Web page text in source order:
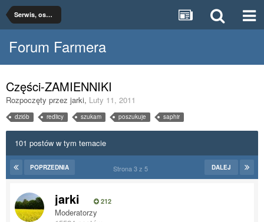
Serwis, osprzęt, części
Forum Farmera
Części-ZAMIENNIKI
Rozpoczęty przez jarki, Luty 11, 2011
dziób redlicy szukam poszukuje saphir
101 postów w tym temacie
POPRZEDNIA DALEJ
Strona 3 z 5
jarki 212
Moderatorzy